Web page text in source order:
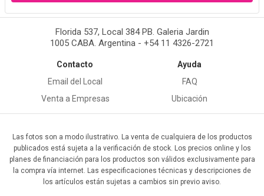
Florida 537, Local 384 PB. Galeria Jardin
1005 CABA. Argentina - +54 11 4326-2721
Contacto
Email del Local
Venta a Empresas
Ayuda
FAQ
Ubicación
Las fotos son a modo ilustrativo. La venta de cualquiera de los productos
publicados está sujeta a la verificación de stock. Los precios online y los
planes de financiación para los productos son válidos exclusivamente para
la compra vía internet. Las especificaciones técnicas y descripciones de
los artículos están sujetas a cambios sin previo aviso.